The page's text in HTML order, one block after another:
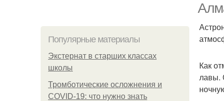
Популярные материалы
Экстернат в старших классах
школы
Тромботические осложнения и
COVID-19: что нужно знать
Как
лавы.